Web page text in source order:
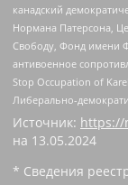
канадский
Нормана Патерсона,
Свободу, Фонд имени
антивоенное
Stop Occupation of
Либерально-
Источник: https://
на 13.05.2024
* Сведения